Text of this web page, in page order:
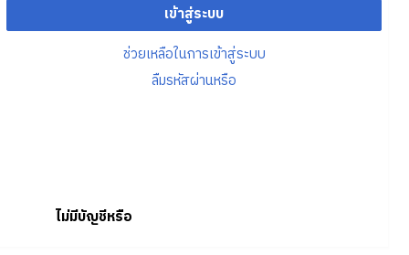
เข้าสู่ระบบ
ช่วยเหลือในการเข้าสู่ระบบ
ลืมรหัสผ่านหรือ
ไม่มีบัญชีหรือ